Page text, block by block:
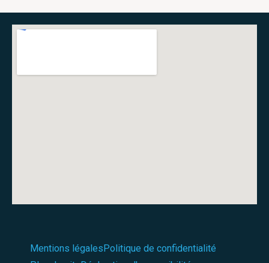
Mentions légalesPolitique de confidentialité